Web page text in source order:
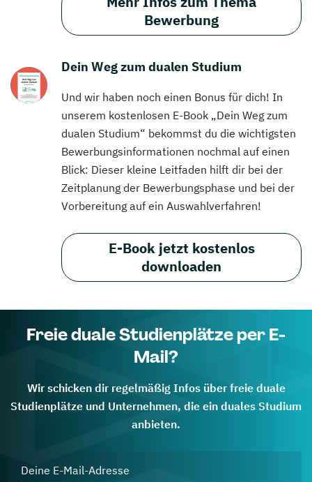
Bewerbung
Dein Weg zum dualen Studium
Und wir haben noch einen Bonus für dich! In
unserem kostenlosen E-Book „Dein Weg zum
dualen Studium“ bekommst du die wichtigsten
Bewerbungsinformationen nochmal auf einen
Blick: Dieser kleine Leitfaden hilft dir bei der
Zeitplanung der Bewerbungsphase und bei der
Vorbereitung auf ein Auswahlverfahren!
E-Book jetzt kostenlos
downloaden
Freie duale Studienplätze per E-
Mail?
Wir schicken dir regelmäßig Infos über freie duale
Studienplätze und Unternehmen, die ein duales Studium
anbieten.
Deine E-Mail-Adresse